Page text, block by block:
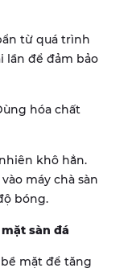
từ quá trình
lần để đảm bảo
hóa chất
khô hẳn.
máy chà sàn
bóng.
sàn đá
mặt để tăng